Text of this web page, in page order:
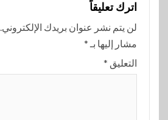
اترك تعليقاً
لن يتم نشر عنوان بريدك الإلكتروني.
مشار إليها بـ *
التعليق *